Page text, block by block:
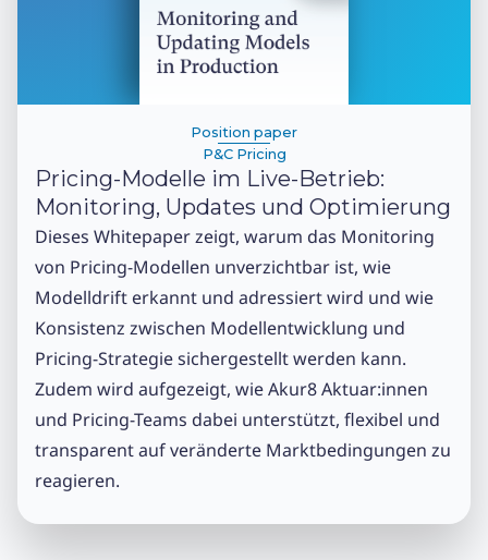
Position paper
P&C Pricing
Pricing-Modelle im Live-Betrieb:
Monitoring, Updates und Optimierung
Dieses Whitepaper zeigt, warum das Monitoring
von Pricing-Modellen unverzichtbar ist, wie
Modelldrift erkannt und adressiert wird und wie
Konsistenz zwischen Modellentwicklung und
Pricing-Strategie sichergestellt werden kann.
Zudem wird aufgezeigt, wie Akur8 Aktuar:innen
und Pricing-Teams dabei unterstützt, flexibel und
transparent auf veränderte Marktbedingungen zu
reagieren.